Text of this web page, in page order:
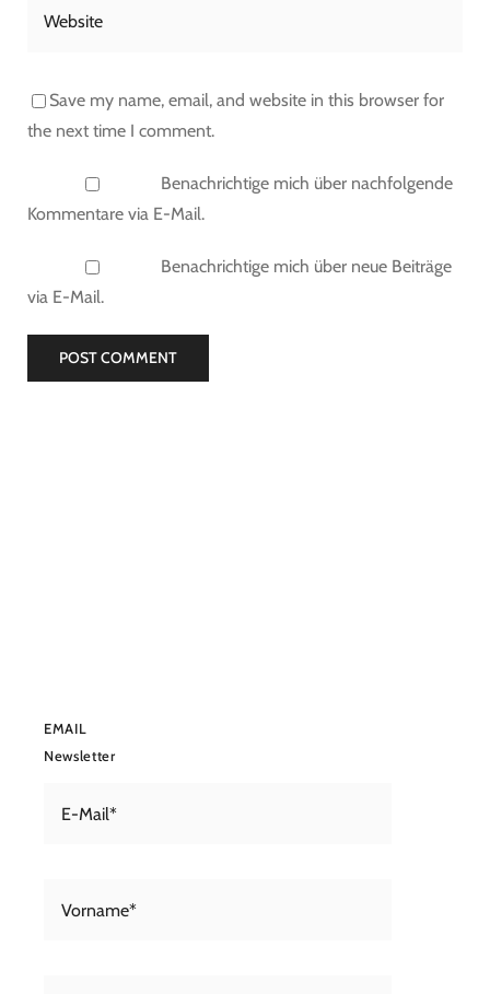
Save my name, email, and website in this browser for
the next time I comment.
Benachrichtige mich über nachfolgende
Kommentare via E-Mail.
Benachrichtige mich über neue Beiträge
via E-Mail.
EMAIL
Newsletter